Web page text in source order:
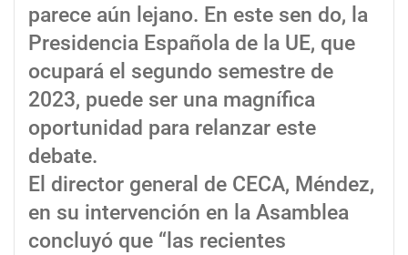
parece aún lejano. En este sen do, la
Presidencia Española de la UE, que
ocupará el segundo semestre de
2023, puede ser una magnífica
oportunidad para relanzar este
debate.
El director general de CECA, Méndez,
en su intervención en la Asamblea
concluyó que “las recientes